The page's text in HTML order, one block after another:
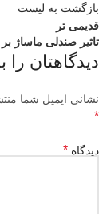
بازگشت به لیست
قدیمی تر
تاثیر صندلی ماساژ
دیدگاهتان را
نشانی ایمیل شما
*
دیدگاه *